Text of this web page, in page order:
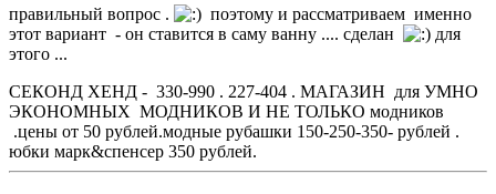
правильный вопрос .
поэтому и рассматриваем именно
этот вариант - он ставится в саму ванну .... сделан
для
этого ...
СЕКОНД ХЕНД - 330-990 . 227-404 . МАГАЗИН для УМНО
ЭКОНОМНЫХ МОДНИКОВ И НЕ ТОЛЬКО модников
.цены от 50 рублей.модные рубашки 150-250-350- рублей .
юбки марк&спенсер 350 рублей.